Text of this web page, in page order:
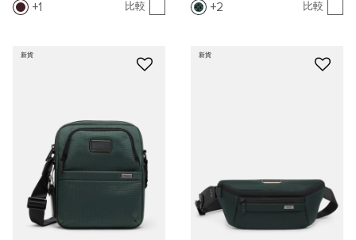
1 比較 2 比較
新貨 新貨